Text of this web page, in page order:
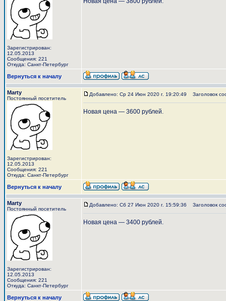
Зарегистрирован:
12.05.2013
Сообщения: 221
Откуда: Санкт-Петербург
Вернуться к началу
Marty
Постоянный посетитель
Зарегистрирован:
12.05.2013
Сообщения: 221
Откуда: Санкт-Петербург
Добавлено: Ср 24 Июн 2020 г. 19:20:49 Заголовок
Новая цена — 3600 рублей.
Вернуться к началу
Marty
Постоянный посетитель
Зарегистрирован:
12.05.2013
Сообщения: 221
Откуда: Санкт-Петербург
Добавлено: Сб 27 Июн 2020 г. 15:59:36 Заголовок
Новая цена — 3400 рублей.
Вернуться к началу